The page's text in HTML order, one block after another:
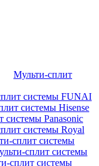
Мульти-сплит
системы FUNAI
системы Hisense
системы Panasonic
системы Royal
сплит системы
сплит системы
сплит системы